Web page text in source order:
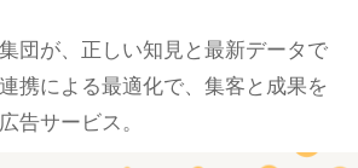
団が、正しい知見と最新データで
携による最適化で、集客と成果を
告サービス。